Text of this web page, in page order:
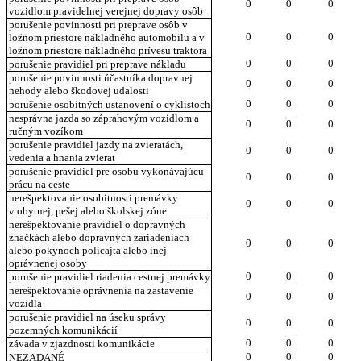
vozidlom pravidelnej verejnej dopravy osôb
0 0 0
porušenie povinnosti pri preprave osôb v
ložnom priestore nákladného automobilu a v
ložnom priestore nákladného prívesu traktora
0 0 0
porušenie pravidiel pri preprave nákladu 0 0 0
porušenie povinnosti účastníka dopravnej
nehody alebo škodovej udalosti
0 0 0
porušenie osobitných ustanovení o cyklistoch
0 0 0
nesprávna jazda so záprahovým vozidlom a
ručným vozíkom
0 0 0
porušenie pravidiel jazdy na zvieratách,
vedenia a hnania zvierat
0 0 0
porušenie pravidiel pre osobu vykonávajúcu
prácu na ceste
0 0 0
nerešpektovanie osobitnosti premávky
v obytnej, pešej alebo školskej zóne
0 0 0
nerešpektovanie pravidiel o dopravných
značkách alebo dopravných zariadeniach
alebo pokynoch policajta alebo inej
oprávnenej osoby
0 0 0
porušenie pravidiel riadenia cestnej premávky 0 0 0
nerešpektovanie oprávnenia na zastavenie
vozidla
0 0 0
porušenie pravidiel na úseku správy
pozemných komunikácií
0 0 0
závada v zjazdnosti komunikácie
0 0 0
NEZADANÉ
0 0 0